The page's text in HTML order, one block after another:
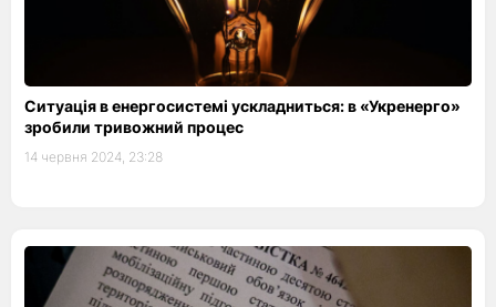
Ситуація в енергосистемі ускладниться: в «Укренерго»
зробили тривожний процес
14 червня 2024, 23:28